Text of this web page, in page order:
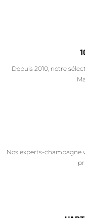
Depuis 2010, notre
Nos experts-champagne